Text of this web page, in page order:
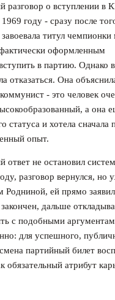
разговор о вступлении в
году - сразу после
титул чемпионки
оформленным
в партию. Однако
отказаться. Она
- это человек
а она
статуса и хотела сначала
опыт.
ответ не остановил
разговор вернулся, но
Родниной, ей прямо
дальше
с подобными
для успешного,
партийный билет
обязательный атрибут